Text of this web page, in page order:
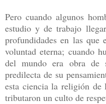
Pero cuando algunos
estudio y de trabajo
profundidades en las que
voluntad eterna; cuando
del mundo era obra
predilecta de su
esta ciencia la religión
tributaron un culto de